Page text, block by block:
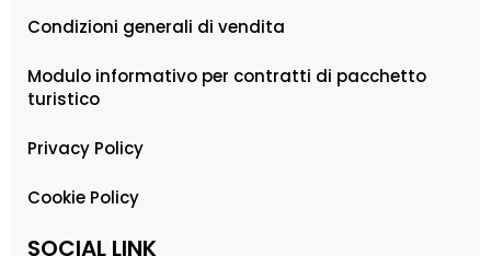
Condizioni generali di vendita
Modulo informativo per contratti di pacchetto
turistico
Privacy Policy
Cookie Policy
SOCIAL LINK